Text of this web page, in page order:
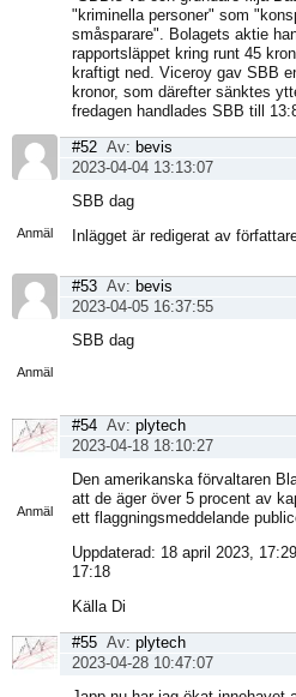
"kriminella personer" som
småsparare". Bolagets aktie
rapportsläppet kring runt 45
kraftigt ned. Viceroy gav SBB
kronor, som därefter sänktes
fredagen handlades SBB till
Anmäl
#52 Av: bevis
2023-04-04 13:13:07
SBB dag
Inlägget är redigerat av
Anmäl
#53 Av: bevis
2023-04-05 16:37:55
SBB dag
Anmäl
#54 Av: plytech
2023-04-18 18:10:27
Den amerikanska förvaltaren
att de äger över 5 procent av
ett flaggningsmeddelande
Uppdaterad: 18 april 2023,
17:18
Källa Di
#55 Av: plytech
2023-04-28 10:47:07